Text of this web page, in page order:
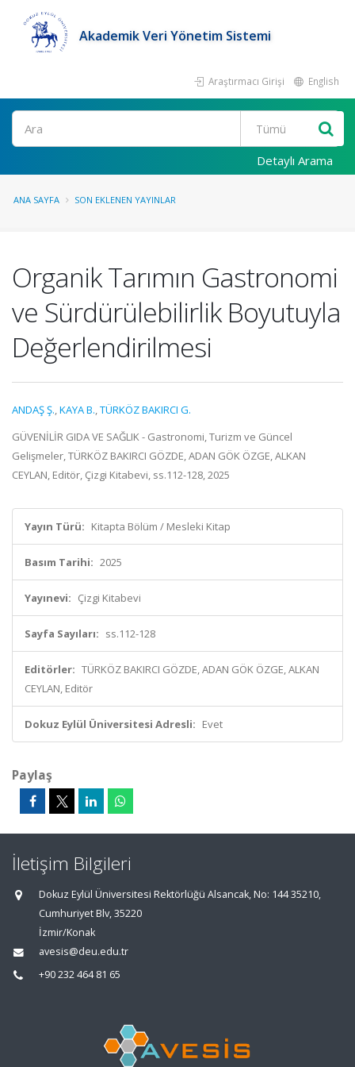
Akademik Veri Yönetim Sistemi
Araştırmacı Girişi English
Ara
Detaylı Arama
ANA SAYFA SON EKLENEN YAYINLAR
Organik Tarımın Gastronomi
ve Sürdürülebilirlik Boyutuyla
Değerlendirilmesi
ANDAŞ Ş.,KAYA B.,TÜRKÖZ BAKIRCI G.
GÜVENİLİR GIDA VE SAĞLIK - Gastronomi, Turizm ve Güncel
Gelişmeler, TÜRKÖZ BAKIRCI GÖZDE, ADAN GÖK ÖZGE, ALKAN
CEYLAN, Editör, Çizgi Kitabevi, ss.112-128, 2025
Yayın Türü: Kitapta Bölüm / Mesleki Kitap
Basım Tarihi: 2025
Yayınevi: Çizgi Kitabevi
Sayfa Sayıları: ss.112-128
Editörler: TÜRKÖZ BAKIRCI GÖZDE, ADAN GÖK ÖZGE, ALKAN
CEYLAN, Editör
Dokuz Eylül Üniversitesi Adresli: Evet
Paylaş
İletişim Bilgileri
Dokuz Eylül Üniversitesi Rektörlüğü Alsancak, No: 144 35210,
Cumhuriyet Blv, 35220
İzmir/Konak
avesis@deu.edu.tr
+90 232 464 81 65